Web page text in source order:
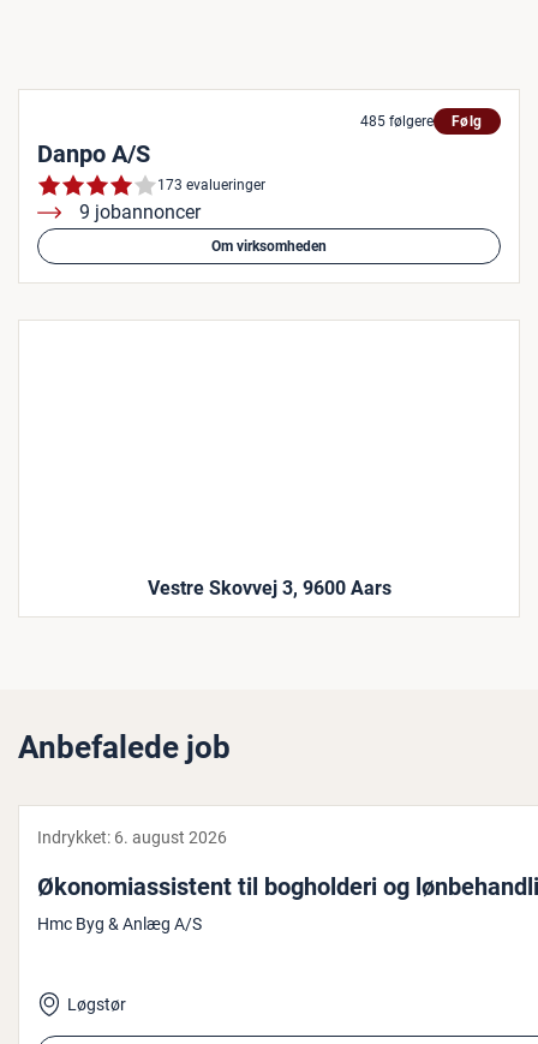
485 følgere Følg
Danpo A/S
173 evalueringer
9 jobannoncer
Om virksomheden
Vestre Skovvej 3, 9600 Aars
Anbefalede job
Indrykket: 6. august 2026
Øko­no­mi­as­si­stent til bog­hol­de­ri og
Hmc Byg & Anlæg A/S
Løgstør